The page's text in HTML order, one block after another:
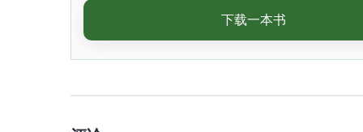
下载一本书